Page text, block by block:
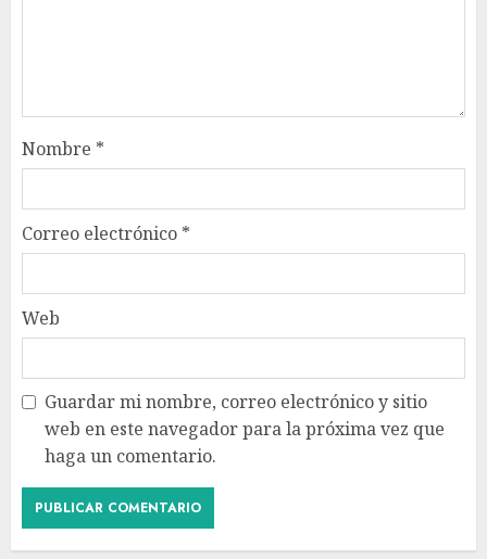
Nombre *
Correo electrónico *
Web
Guardar mi nombre, correo electrónico y sitio
web en este navegador para la próxima vez que
haga un comentario.